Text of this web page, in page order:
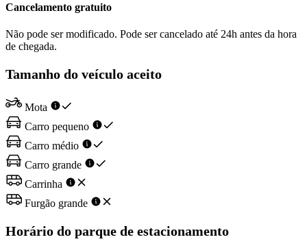
Cancelamento gratuito
Não pode ser modificado. Pode ser cancelado até 24h antes da hora
de chegada.
Tamanho do veículo aceito
Mota
Carro pequeno
Carro médio
Carro grande
Carrinha
Furgão grande
Horário do parque de estacionamento